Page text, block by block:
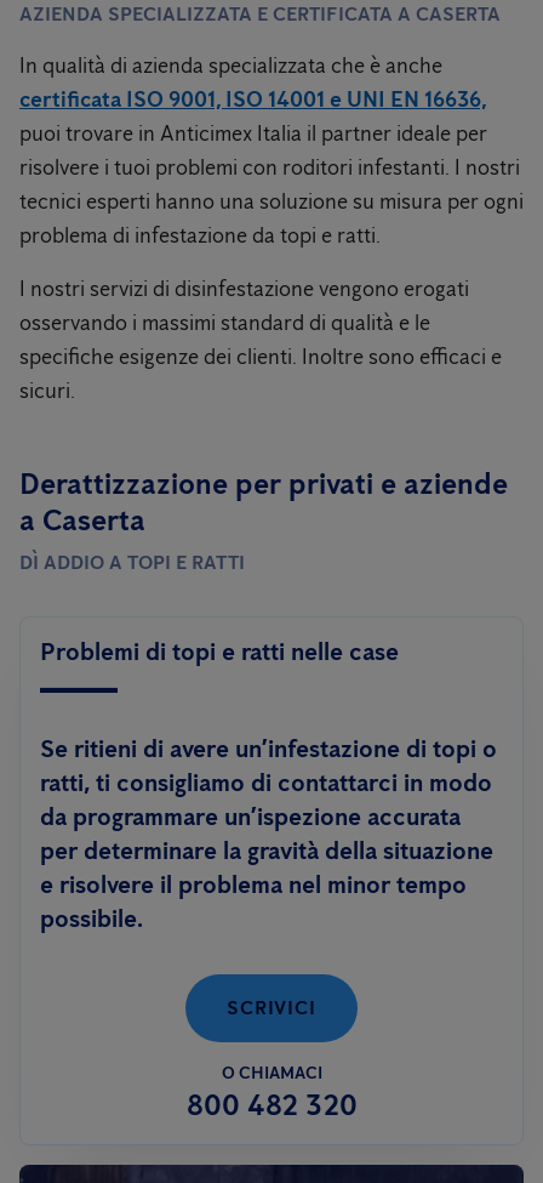
AZIENDA SPECIALIZZATA E CERTIFICATA A CASERTA
In qualità di azienda specializzata che è anche
certificata ISO 9001, ISO 14001 e UNI EN 16636,
puoi trovare in Anticimex Italia il partner ideale per
risolvere i tuoi problemi con roditori infestanti. I nostri
tecnici esperti hanno una soluzione su misura per ogni
problema di infestazione da topi e ratti.
I nostri servizi di disinfestazione vengono erogati
osservando i massimi standard di qualità e le
specifiche esigenze dei clienti. Inoltre sono efficaci e
sicuri.
Derattizzazione per privati ​​e aziende
a Caserta
DÌ ADDIO A TOPI E RATTI
Problemi di topi e ratti nelle case
Se ritieni di avere un’infestazione di topi o
ratti, ti consigliamo di contattarci in modo
da programmare un’ispezione accurata
per determinare la gravità della situazione
e risolvere il problema nel minor tempo
possibile.
SCRIVICI
O CHIAMACI
800 482 320